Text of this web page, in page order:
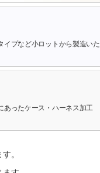
イプなど小ロットから製造いた
あったケース・ハーネス加工
。